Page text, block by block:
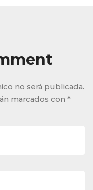
no será publicada.
marcados con *